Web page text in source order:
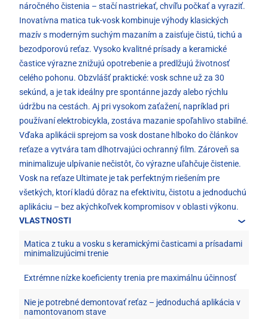
náročného čistenia – stačí nastriekať, chvíľu počkať a vyraziť.
Inovatívna matica tuk-vosk kombinuje výhody klasických
mazív s moderným suchým mazaním a zaisťuje čistú, tichú a
bezodporovú reťaz. Vysoko kvalitné prísady a keramické
častice výrazne znižujú opotrebenie a predlžujú životnosť
celého pohonu. Obzvlášť praktické: vosk schne už za 30
sekúnd, a je tak ideálny pre spontánne jazdy alebo rýchlu
údržbu na cestách. Aj pri vysokom zaťažení, napríklad pri
používaní elektrobicykla, zostáva mazanie spoľahlivo stabilné.
Vďaka aplikácii sprejom sa vosk dostane hlboko do článkov
reťaze a vytvára tam dlhotrvajúci ochranný film. Zároveň sa
minimalizuje ulpívanie nečistôt, čo výrazne uľahčuje čistenie.
Vosk na reťaze Ultimate je tak perfektným riešením pre
všetkých, ktorí kladú dôraz na efektivitu, čistotu a jednoduchú
aplikáciu – bez akýchkoľvek kompromisov v oblasti výkonu.
VLASTNOSTI
Matica z tuku a vosku s keramickými časticami a prísadami
minimalizujúcimi trenie
Extrémne nízke koeficienty trenia pre maximálnu účinnosť
Nie je potrebné demontovať reťaz – jednoduchá aplikácia v
namontovanom stave